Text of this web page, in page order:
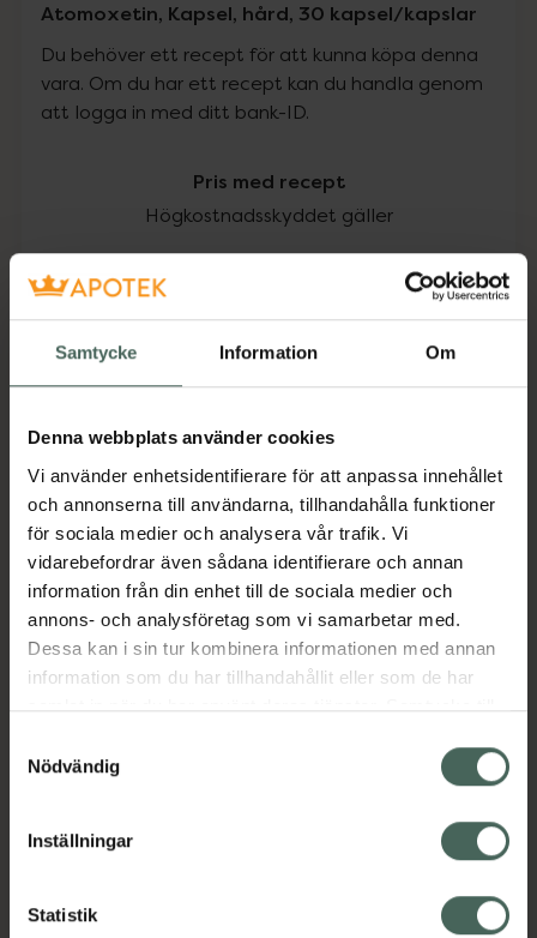
Samtycke Information Om
Denna webbplats använder cookies
Vi använder enhetsidentifierare för att anpassa innehållet
och annonserna till användarna, tillhandahålla funktioner
för sociala medier och analysera vår trafik. Vi
vidarebefordrar även sådana identifierare och annan
information från din enhet till de sociala medier och
annons- och analysföretag som vi samarbetar med.
Dessa kan i sin tur kombinera informationen med annan
information som du har tillhandahållit eller som de har
samlat in när du har använt deras tjänster. Samtycke till
återkalla ditt samtycke via webbplatsens
cookieinställningar. Ett återkallat samtycke påverkar inte
lagligheten av behandling som skett innan återkallelsen.
Nödvändig
Inställningar
Statistik
Atomoxetin, Kapsel, hård, 30 kapsel/kapslar
Du behöver ett recept för att kunna köpa denna
vara. Om du har ett recept kan du handla genom
att logga in med ditt bank-ID.
Pris med recept
Högkostnadsskyddet gäller
290,23 kr
I apotek:290,23 kr
Köp via ditt recept
Aktuella erbjudanden
Beskrivning
EAN:05714372012442
Bipacksedel från FASS Visa
syd till Lappland i norr, och online i mobilen och på
datorn. Oavsett vem du är så är det vårt uppdrag att